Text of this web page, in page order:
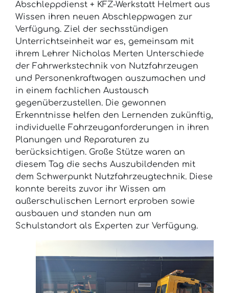
Abschleppdienst + KFZ-Werkstatt Helmert aus
Wissen ihren neuen Abschleppwagen zur
Verfügung. Ziel der sechsstündigen
Unterrichtseinheit war es, gemeinsam mit
ihrem Lehrer Nicholas Merten Unterschiede
der Fahrwerkstechnik von Nutzfahrzeugen
und Personenkraftwagen auszumachen und
in einem fachlichen Austausch
gegenüberzustellen. Die gewonnen
Erkenntnisse helfen den Lernenden zukünftig,
individuelle Fahrzeuganforderungen in ihren
Planungen und Reparaturen zu
berücksichtigen. Große Stütze waren an
diesem Tag die sechs Auszubildenden mit
dem Schwerpunkt Nutzfahrzeugtechnik. Diese
konnte bereits zuvor ihr Wissen am
außerschulischen Lernort erproben sowie
ausbauen und standen nun am
Schulstandort als Experten zur Verfügung.